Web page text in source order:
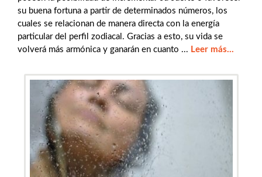
su buena fortuna a partir de determinados números, los
cuales se relacionan de manera directa con la energía
particular del perfil zodiacal. Gracias a esto, su vida se
volverá más armónica y ganarán en cuanto ... Leer más...